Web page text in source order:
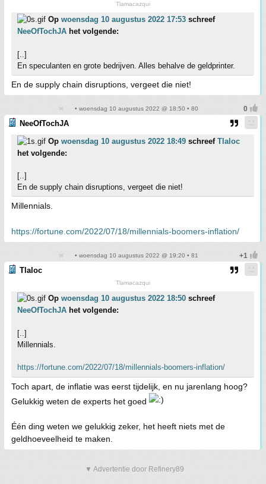
Tlamacazqui
Op woensdag 10 augustus 2022 17:53 schreef
NeeOfTochJA het volgende:
[..]
En speculanten en grote bedrijven. Alles behalve de geldprinter.
En de supply chain disruptions, vergeet die niet!
• woensdag 10 augustus 2022 @ 18:50 • 80
NeeOfTochJA
Op woensdag 10 augustus 2022 18:49 schreef Tlaloc
het volgende:
[..]
En de supply chain disruptions, vergeet die niet!
Millennials.
https://fortune.com/2022/07/18/millennials-boomers-inflation/
• woensdag 10 augustus 2022 @ 19:20 • 81
Tlaloc
Tlamacazqui
Op woensdag 10 augustus 2022 18:50 schreef
NeeOfTochJA het volgende:
[..]
Millennials.
https://fortune.com/2022/07/18/millennials-boomers-inflation/
Toch apart, de inflatie was eerst tijdelijk, en nu jarenlang hoog?
Gelukkig weten de experts het goed
Één ding weten we gelukkig zeker, het heeft niets met de
geldhoeveelheid te maken.
▼ Advertentie door Refinery89